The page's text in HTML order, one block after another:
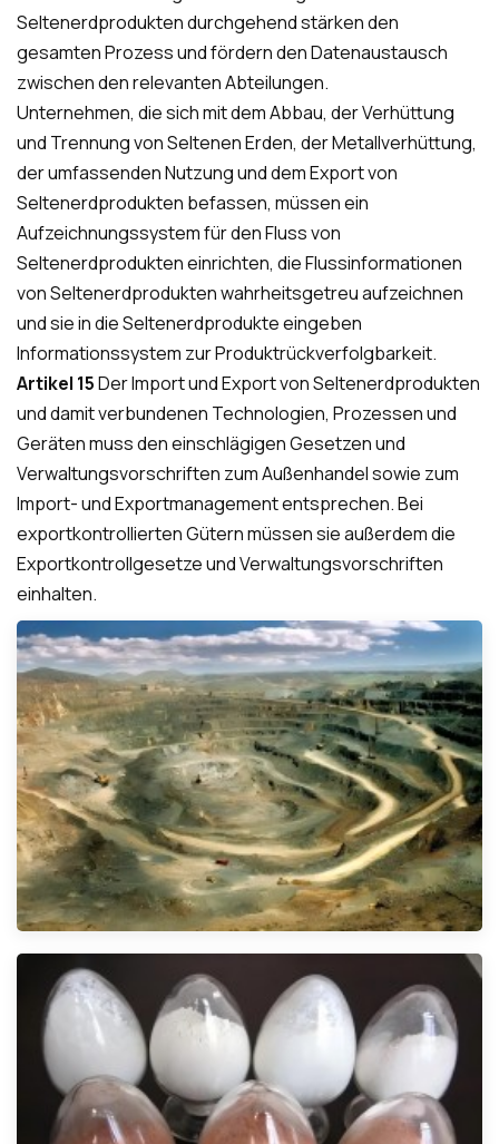
Seltenerdprodukten durchgehend stärken den
gesamten Prozess und fördern den Datenaustausch
zwischen den relevanten Abteilungen.
Unternehmen, die sich mit dem Abbau, der Verhüttung
und Trennung von Seltenen Erden, der Metallverhüttung,
der umfassenden Nutzung und dem Export von
Seltenerdprodukten befassen, müssen ein
Aufzeichnungssystem für den Fluss von
Seltenerdprodukten einrichten, die Flussinformationen
von Seltenerdprodukten wahrheitsgetreu aufzeichnen
und sie in die Seltenerdprodukte eingeben
Informationssystem zur Produktrückverfolgbarkeit.
Artikel 15Der Import und Export von Seltenerdprodukten
und damit verbundenen Technologien, Prozessen und
Geräten muss den einschlägigen Gesetzen und
Verwaltungsvorschriften zum Außenhandel sowie zum
Import- und Exportmanagement entsprechen. Bei
exportkontrollierten Gütern müssen sie außerdem die
Exportkontrollgesetze und Verwaltungsvorschriften
einhalten.